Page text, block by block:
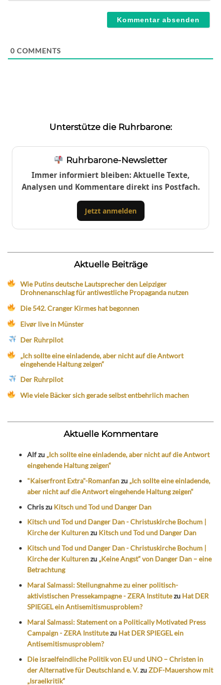
0 COMMENTS
Unterstütze die Ruhrbarone:
Ruhrbarone-Newsletter
Immer informiert bleiben: Aktuelle Texte,
Analysen und Kommentare direkt ins Postfach.
Jetzt anmelden
Aktuelle Beiträge
Wie Putins deutsche Lautsprecher den Leipziger
Drohnenanschlag für antiwestliche Propaganda nutzen
Die 542. Cranger Kirmes hat begonnen
Eivør live in Münster
Der Ruhrpilot
„Ich sollte eine einladende, aber nicht auf die Antwort
eingehende Haltung zeigen“
Der Ruhrpilot
Wie viele Bäcker sich gerade selbst entbehrlich machen
Aktuelle Kommentare
Alfzu „Ich sollte eine einladende, aber nicht auf die Antwort
eingehende Haltung zeigen“
"Kaiserfront Extra"-Romanfanzu „Ich sollte eine einladende,
aber nicht auf die Antwort eingehende Haltung zeigen“
Chriszu Kitsch und Tod und Danger Dan
Kitsch und Tod und Danger Dan - Christuskirche Bochum |
Kirche der Kulturenzu Kitsch und Tod und Danger Dan
Kitsch und Tod und Danger Dan - Christuskirche Bochum |
Kirche der Kulturenzu „Keine Angst“ von Danger Dan – eine
Betrachtung
Maral Salmassi: Stellungnahme zu einer politisch-
aktivistischen Pressekampagne - ZERA Institutezu Hat DER
SPIEGEL ein Antisemitismusproblem?
Maral Salmassi: Statement on a Politically Motivated Press
Campaign - ZERA Institutezu Hat DER SPIEGEL ein
Antisemitismusproblem?
Die israelfeindliche Politik von EU und UNO – Christen in
der Alternative für Deutschland e. V.zuZDF-Mauershow mit
„Israelkritik“